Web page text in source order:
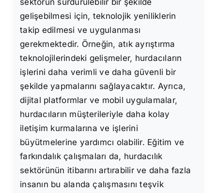
sektörün sürdürülebilir bir şekilde
gelişebilmesi için, teknolojik yeniliklerin
takip edilmesi ve uygulanması
gerekmektedir. Örneğin, atık ayrıştırma
teknolojilerindeki gelişmeler, hurdacıların
işlerini daha verimli ve daha güvenli bir
şekilde yapmalarını sağlayacaktır. Ayrıca,
dijital platformlar ve mobil uygulamalar,
hurdacıların müşterileriyle daha kolay
iletişim kurmalarına ve işlerini
büyütmelerine yardımcı olabilir. Eğitim ve
farkındalık çalışmaları da, hurdacılık
sektörünün itibarını artırabilir ve daha fazla
insanın bu alanda çalışmasını teşvik